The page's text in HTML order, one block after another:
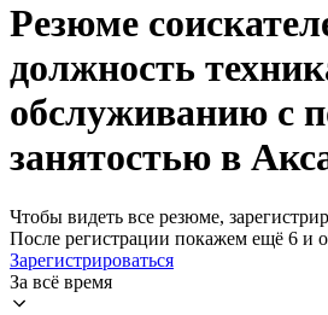
Резюме
должность
обслуживанию с
занятостью в
Чтобы видеть все резюме,
После регистрации покажем ещё 6 и
Зарегистрироваться
За всё время